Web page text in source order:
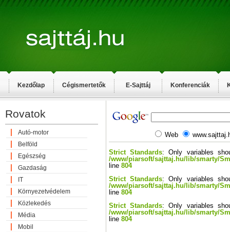
Kezdőlap Cégismertetők E-Sajttáj Konferenciák
Rovatok
Autó-motor
Belföld
Egészség
Gazdaság
IT
Környezetvédelem
Közlekedés
Média
Mobil
Web
Strict Standards: Only variables
/www/piarsoft/sajttaj.hu/lib/smarty/
line 804
Strict Standards: Only variables
/www/piarsoft/sajttaj.hu/lib/smarty/
line 804
Strict Standards: Only variables
/www/piarsoft/sajttaj.hu/lib/smarty/
line 804